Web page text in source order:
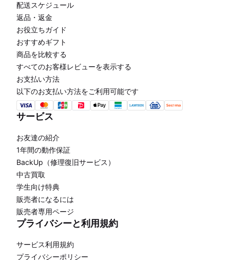
配送スケジュール
返品・返金
お役立ちガイド
おすすめギフト
商品を比較する
すべてのお客様レビューを表示する
お支払い方法
以下のお支払い方法をご利用可能です
サービス
お友達の紹介
1年間の動作保証
BackUp（修理復旧サービス）
中古買取
学生向け特典
販売者になるには
販売者専用ページ
プライバシーと利用規約
サービス利用規約
プライバシーポリシー